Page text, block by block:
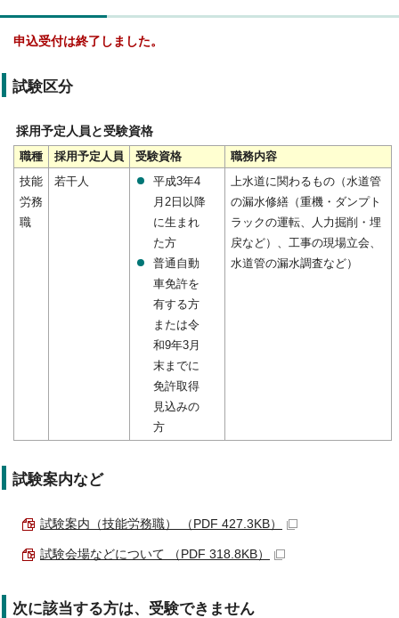
申込受付は終了しました。
試験区分
採用予定人員と受験資格
職種
採用予定人員 受験資格
職務内容
技能
労務
職
若干人
平成3年4
月2日以降
に生まれ
た方
普通自動
車免許を
有する方
または令
和9年3月
末までに
免許取得
見込みの
方
上水道に関わるもの（水道管
の漏水修繕（重機・ダンプト
ラックの運転、人力掘削・埋
戻など）、工事の現場立会、
水道管の漏水調査など）
試験案内など
試験案内（技能労務職） （PDF 427.3KB）
試験会場などについて （PDF 318.8KB）
次に該当する方は、受験できません